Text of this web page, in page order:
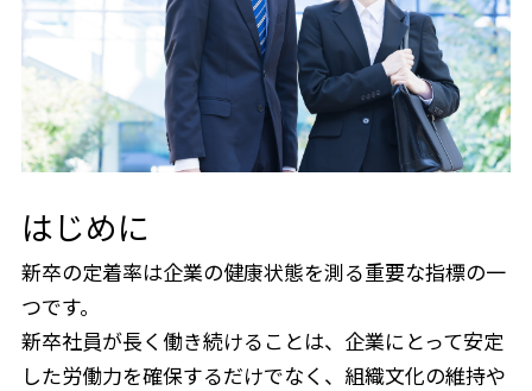
はじめに
新卒の定着率は企業の健康状態を測る重要な指標の一
つです。
新卒社員が長く働き続けることは、企業にとって安定
した労働力を確保するだけでなく、組織文化の維持や